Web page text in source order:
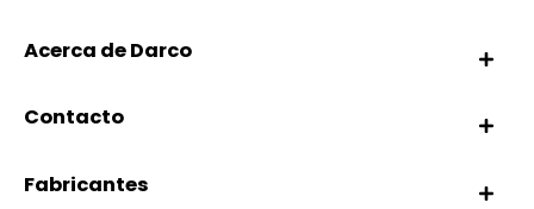
Acerca de Darco
Contacto
Fabricantes